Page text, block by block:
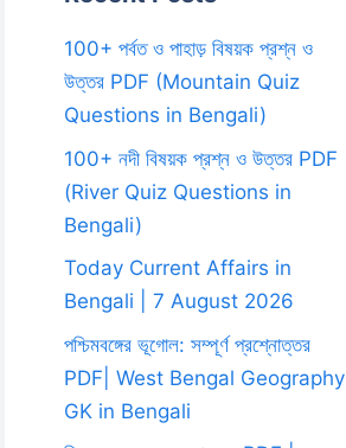
100+ পর্বত ও পাহাড় বিষয়ক প্রশ্ন ও
উত্তর PDF (Mountain Quiz
Questions in Bengali)
100+ নদী বিষয়ক প্রশ্ন ও উত্তর PDF
(River Quiz Questions in
Bengali)
Today Current Affairs in
Bengali | 7 August 2026
পশ্চিমবঙ্গের ভূগোল: সম্পূর্ণ প্রশ্নোত্তর
PDF| West Bengal Geography
GK in Bengali